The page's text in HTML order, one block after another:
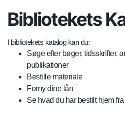
Bibliotekets
I bibliotekets katalog kan du:
Søge efter bøger, tidsskrifter,
publikationer
Bestille materiale
Forny dine lån
Se hvad du har bestilt hjem